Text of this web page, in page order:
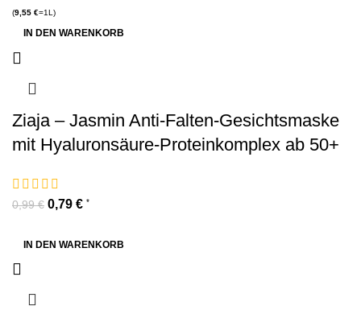
(9,55 €=1L)
IN DEN WARENKORB
Ziaja – Jasmin Anti-Falten-Gesichtsmaske
mit Hyaluronsäure-Proteinkomplex ab 50+
0,99€ 0,79 € *
IN DEN WARENKORB